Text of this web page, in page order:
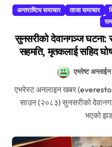
अन्तराष्टिय समाचार ताजा समाचार
सुनसरीको देवानगञ्ज घटना:
सहमति, मृतकलाई सहिद
एभरेष्ट
एभरेस्ट अनलाइन खबर (everestonlinekhabar.com) सुनसरी, १५
साउन (२०८३) सुनसरीको
भएको